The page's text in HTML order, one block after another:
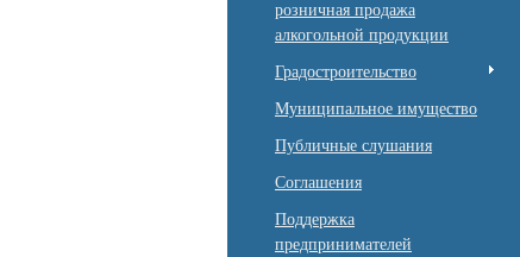
розничная продажа
алкогольной продукции
Градостроительство
Муниципальное имущество
Публичные слушания
Соглашения
Поддержка
предпринимателей